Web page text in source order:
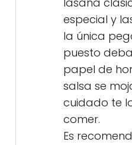
especial y
la única
puesto
papel de
salsa se
cuidado te
comer.
Es